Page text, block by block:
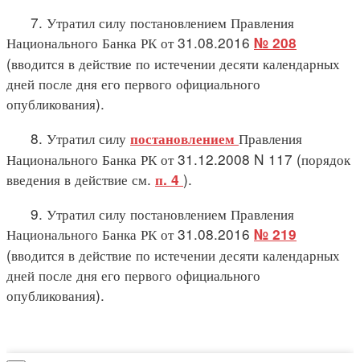
7. Утратил силу постановлением Правления
Национального Банка РК от 31.08.2016 № 208
(вводится в действие по истечении десяти календарных
дней после дня его первого официального
опубликования).
8. Утратил силу постановлением Правления
Национального Банка РК от 31.12.2008 N 117 (порядок
введения в действие см. п. 4 ).
9. Утратил силу постановлением Правления
Национального Банка РК от 31.08.2016 № 219
(вводится в действие по истечении десяти календарных
дней после дня его первого официального
опубликования).